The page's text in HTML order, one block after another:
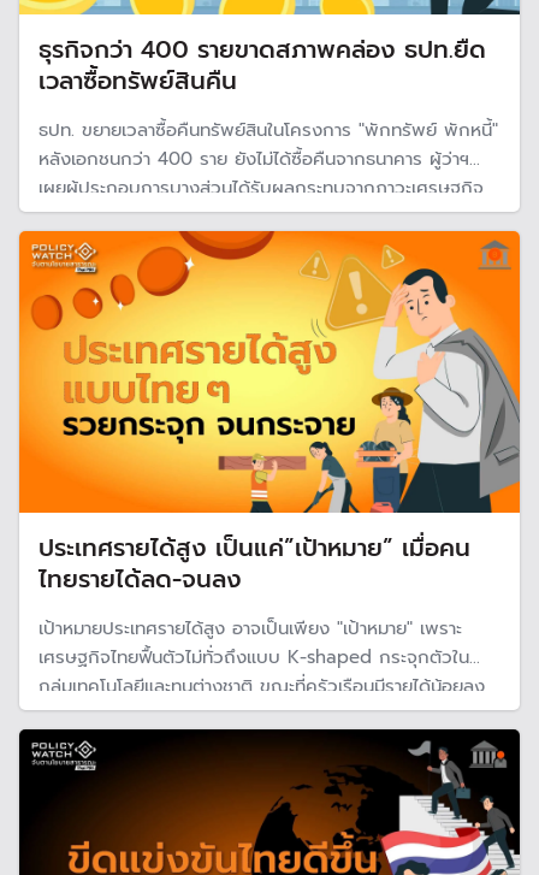
ธุรกิจกว่า 400 รายขาดสภาพคล่อง ธปท.ยืด
เวลาซื้อทรัพย์สินคืน
ธปท. ขยายเวลาซื้อคืนทรัพย์สินในโครงการ "พักทรัพย์ พักหนี้"
หลังเอกชนกว่า 400 ราย ยังไม่ได้ซื้อคืนจากธนาคาร ผู้ว่าฯ
เผยผู้ประกอบการบางส่วนได้รับผลกระทบจากภาวะเศรษฐกิจ
และสถานการณ์ในต่างประเทศ จึงต้องการเวลาเพิ่มในการหาเงิน
ทุน
ประเทศรายได้สูง เป็นแค่”เป้าหมาย” เมื่อคน
ไทยรายได้ลด-จนลง
เป้าหมายประเทศรายได้สูง อาจเป็นเพียง "เป้าหมาย" เพราะ
เศรษฐกิจไทยฟื้นตัวไม่ทั่วถึงแบบ K-shaped กระจุกตัวใน
กลุ่มเทคโนโลยีและทุนต่างชาติ ขณะที่ครัวเรือนมีรายได้น้อยลง
ต้องพึ่งพาเงินภาครัฐมากขึ้น และธุรกิจ SMEs เผชิญต้นทุนสูง
และกำลังซื้อหดตัว เสี่ยงทำให้ความเหลื่อมล้ำไทยรุนแรงขึ้น
อุปสรรคการพัฒนาประเทศ